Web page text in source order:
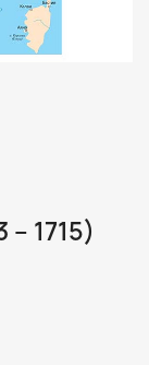
1715)